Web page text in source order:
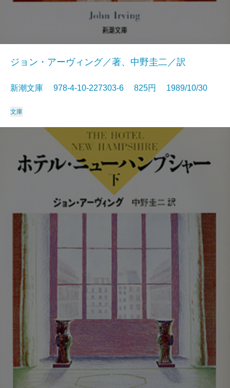
ジョン・アーヴィング／著、中野圭二／訳
新潮文庫 978-4-10-227303-6 825円 1989/10/30
文庫